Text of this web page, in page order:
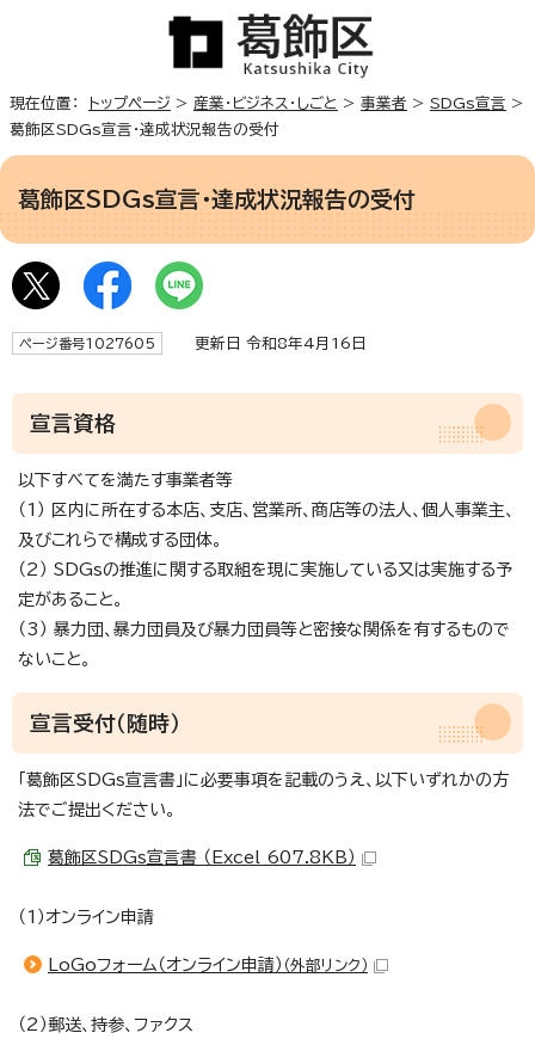
現在位置： トップページ > 産業・ビジネス・しごと > 事業者 > SDGs宣言 >
葛飾区SDGs宣言・達成状況報告の受付
葛飾区SDGs宣言・達成状況報告の受付
ページ番号1027605 更新日 令和8年4月16日
宣言資格
以下すべてを満たす事業者等
（1） 区内に所在する本店、支店、営業所、商店等の法人、個人事業主、
及びこれらで構成する団体。
（2） SDGsの推進に関する取組を現に実施している又は実施する予
定があること。
（3） 暴力団、暴力団員及び暴力団員等と密接な関係を有するもので
ないこと。
宣言受付（随時）
「葛飾区SDGs宣言書」に必要事項を記載のうえ、以下いずれかの方
法でご提出ください。
葛飾区SDGs宣言書 （Excel 607.8KB）
（1）オンライン申請
LoGoフォーム（オンライン申請） （外部リンク）
（2）郵送、持参、ファクス